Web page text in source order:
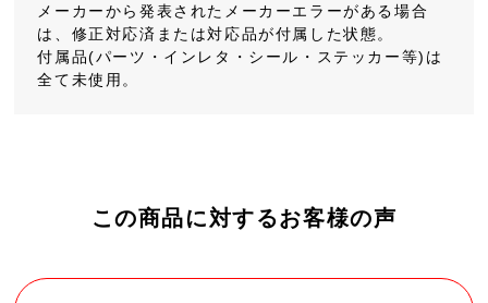
メーカーから発表されたメーカーエラーがある場合
は、修正対応済または対応品が付属した状態。
付属品(パーツ・インレタ・シール・ステッカー等)は
全て未使用。
この商品に対するお客様の声